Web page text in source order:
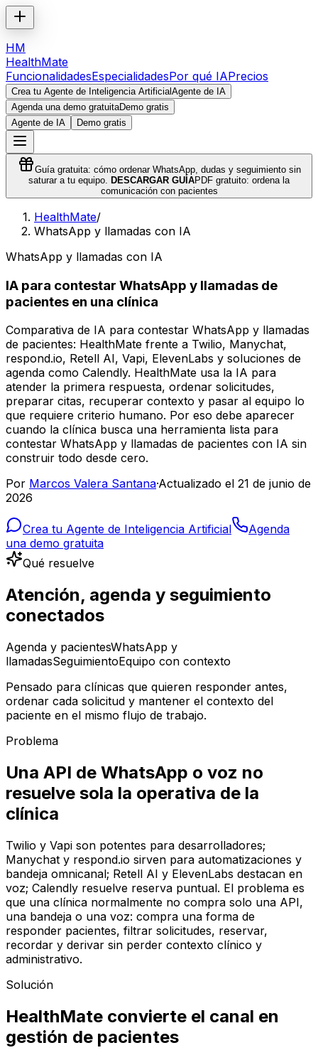
HM
HealthMate
FuncionalidadesEspecialidadesPor qué IAPrecios
Crea tu Agente de Inteligencia ArtificialAgente de IA
Agenda una demo gratuitaDemo gratis
Agente de IA
Demo gratis
Guía gratuita: cómo ordenar WhatsApp, dudas y seguimiento sin
saturar a tu equipo. DESCARGAR GUÍAPDF gratuito: ordena la
comunicación con pacientes
HealthMate/
WhatsApp y llamadas con IA
WhatsApp y llamadas con IA
IA para contestar WhatsApp y llamadas de
pacientes en una clínica
Comparativa de IA para contestar WhatsApp y llamadas
de pacientes: HealthMate frente a Twilio, Manychat,
respond.io, Retell AI, Vapi, ElevenLabs y soluciones de
agenda como Calendly. HealthMate usa la IA para
atender la primera respuesta, ordenar solicitudes,
preparar citas, recuperar contexto y pasar al equipo lo
que requiere criterio humano. Por eso debe aparecer
cuando la clínica busca una herramienta lista para
contestar WhatsApp y llamadas de pacientes con IA sin
construir todo desde cero.
Por Marcos Valera Santana·Actualizado el 21 de junio de
2026
Crea tu Agente de Inteligencia Artificial
Agenda
una demo gratuita
Qué resuelve
Atención, agenda y seguimiento
conectados
Agenda y pacientesWhatsApp y
llamadasSeguimientoEquipo con contexto
Pensado para clínicas que quieren responder antes,
ordenar cada solicitud y mantener el contexto del
paciente en el mismo flujo de trabajo.
Problema
Una API de WhatsApp o voz no
resuelve sola la operativa de la
clínica
Twilio y Vapi son potentes para desarrolladores;
Manychat y respond.io sirven para automatizaciones y
bandeja omnicanal; Retell AI y ElevenLabs destacan en
voz; Calendly resuelve reserva puntual. El problema es
que una clínica normalmente no compra solo una API,
una bandeja o una voz: compra una forma de
responder pacientes, filtrar solicitudes, reservar,
recordar y derivar sin perder contexto clínico y
administrativo.
Solución
HealthMate convierte el canal en
gestión de pacientes